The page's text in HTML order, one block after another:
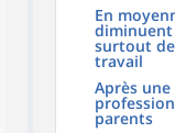
En
diminuent
surtout
travail
Après
parents